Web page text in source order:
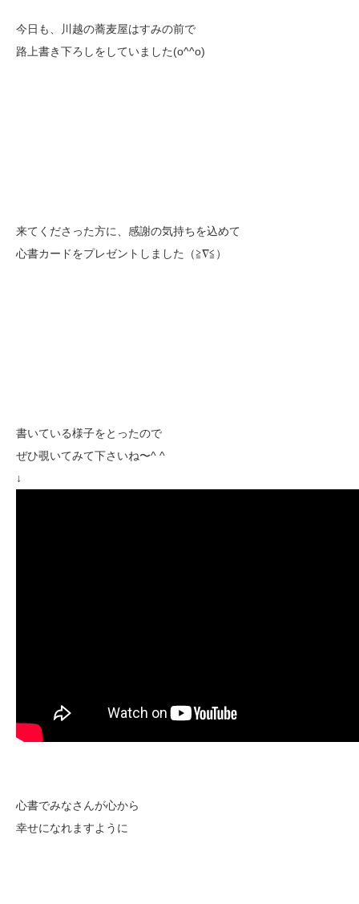
今日も、川越の蕎麦屋はすみの前で
路上書き下ろしをしていました(o^^o)
来てくださった方に、感謝の気持ちを込めて
心書カードをプレゼントしました（≧∇≦）
書いている様子をとったので
ぜひ覗いてみて下さいね〜^ ^
↓
心書でみなさんが心から
幸せになれますように